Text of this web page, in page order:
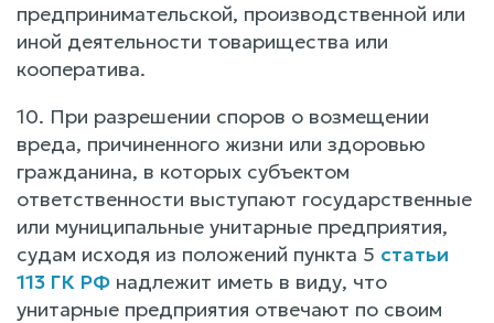
предпринимательской, производственной или
иной деятельности товарищества или
кооператива.
10. При разрешении споров о возмещении
вреда, причиненного жизни или здоровью
гражданина, в которых субъектом
ответственности выступают государственные
или муниципальные унитарные предприятия,
судам исходя из положений пункта 5 статьи
113 ГК РФ надлежит иметь в виду, что
унитарные предприятия отвечают по своим